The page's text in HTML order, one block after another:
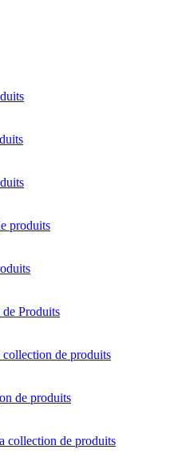
produits
Produits
collection de produits
de produits
collection de produits